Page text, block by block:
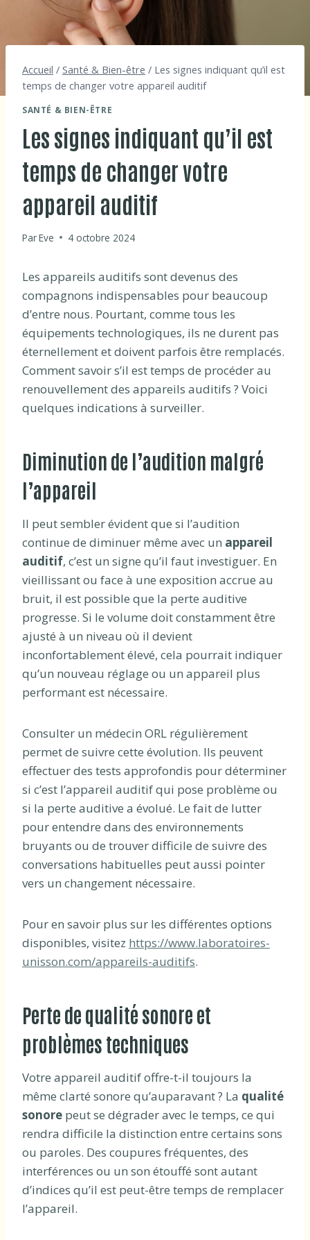
Accueil / Santé & Bien-être / Les signes indiquant qu’il est
temps de changer votre appareil auditif
SANTÉ & BIEN-ÊTRE
Les signes indiquant qu’il est
temps de changer votre
appareil auditif
ParEve 4 octobre 2024
Les appareils auditifs sont devenus des
compagnons indispensables pour beaucoup
d’entre nous. Pourtant, comme tous les
équipements technologiques, ils ne durent pas
éternellement et doivent parfois être remplacés.
Comment savoir s’il est temps de procéder au
renouvellement des appareils auditifs ? Voici
quelques indications à surveiller.
Diminution de l’audition malgré
l’appareil
Il peut sembler évident que si l’audition
continue de diminuer même avec un appareil
auditif, c’est un signe qu’il faut investiguer. En
vieillissant ou face à une exposition accrue au
bruit, il est possible que la perte auditive
progresse. Si le volume doit constamment être
ajusté à un niveau où il devient
inconfortablement élevé, cela pourrait indiquer
qu’un nouveau réglage ou un appareil plus
performant est nécessaire.
Consulter un médecin ORL régulièrement
permet de suivre cette évolution. Ils peuvent
effectuer des tests approfondis pour déterminer
si c’est l’appareil auditif qui pose problème ou
si la perte auditive a évolué. Le fait de lutter
pour entendre dans des environnements
bruyants ou de trouver difficile de suivre des
conversations habituelles peut aussi pointer
vers un changement nécessaire.
Pour en savoir plus sur les différentes options
disponibles, visitez https://www.laboratoires-
unisson.com/appareils-auditifs.
Perte de qualité sonore et
problèmes techniques
Votre appareil auditif offre-t-il toujours la
même clarté sonore qu’auparavant ? La qualité
sonore peut se dégrader avec le temps, ce qui
rendra difficile la distinction entre certains sons
ou paroles. Des coupures fréquentes, des
interférences ou un son étouffé sont autant
d’indices qu’il est peut-être temps de remplacer
l’appareil.